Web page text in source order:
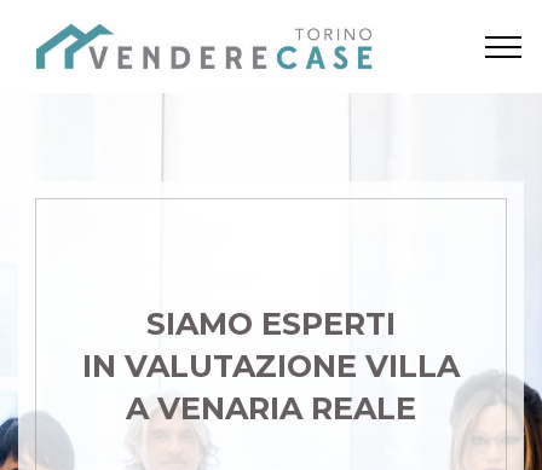
SIAMO ESPERTI
IN VALUTAZIONE VILLA
A VENARIA REALE